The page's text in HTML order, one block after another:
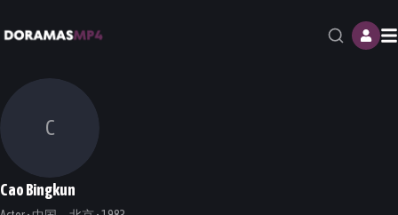
C
Cao Bingkun